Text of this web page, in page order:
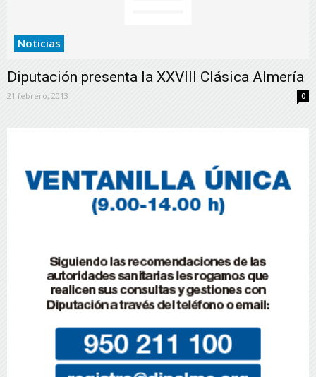
Noticias
Diputación presenta la XXVIII Clásica Almería
21 febrero, 2013 0